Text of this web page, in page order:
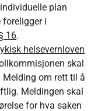
plan
foreligger i
16.
helsevernloven
skal
Melding om rett til å
Meldingen skal
for hva saken